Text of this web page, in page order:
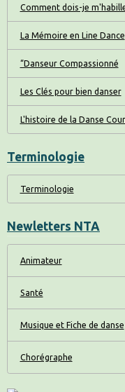
Comment dois-je
La Mémoire en Line Dance
“Danseur Compassionné
Les Clés pour bien danser
L'histoire de la Danse
Terminologie
Terminologie
Newletters NTA
Animateur
Santé
Musique et Fiche de danse
Chorégraphe